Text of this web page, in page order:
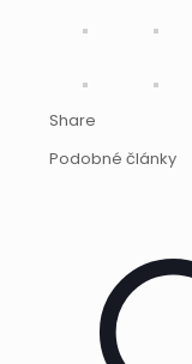
Share
Podobné články